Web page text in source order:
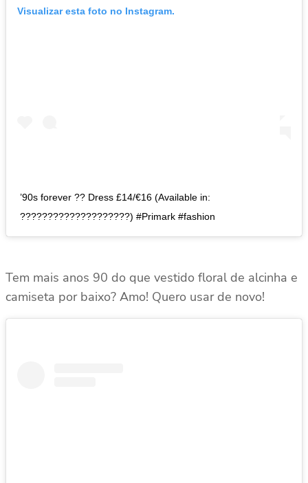
Visualizar esta foto no Instagram.
’90s forever ?? Dress £14/€16 (Available in:
????????????????????) #Primark #fashion
Tem mais anos 90 do que vestido floral de alcinha e
camiseta por baixo? Amo! Quero usar de novo!